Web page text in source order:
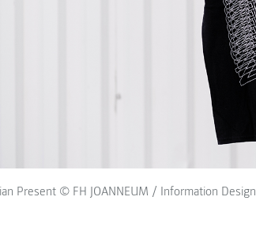
Present © FH JOANNEUM / Information Design